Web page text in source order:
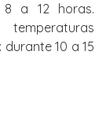
8 a 12 horas.
durante 10 a 15